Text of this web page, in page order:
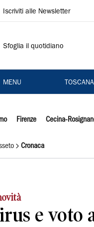
Iscriviti alle Newsletter
Sfoglia il quotidiano
MENU TOSCANA
Firenze Cecina-
Cronaca
e voto